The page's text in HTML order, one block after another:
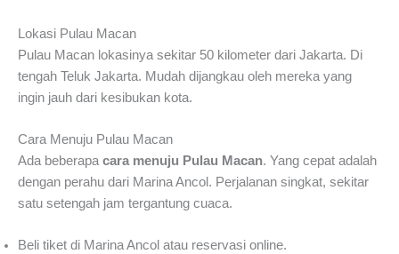
Lokasi Pulau Macan
Pulau Macan lokasinya sekitar 50 kilometer dari Jakarta. Di
tengah Teluk Jakarta. Mudah dijangkau oleh mereka yang
ingin jauh dari kesibukan kota.
Cara Menuju Pulau Macan
Ada beberapa cara menuju Pulau Macan. Yang cepat adalah
dengan perahu dari Marina Ancol. Perjalanan singkat, sekitar
satu setengah jam tergantung cuaca.
Beli tiket di Marina Ancol atau reservasi online.